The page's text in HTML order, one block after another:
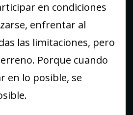
en condiciones
enfrentar al
las limitaciones, pero
Porque cuando
en lo posible, se